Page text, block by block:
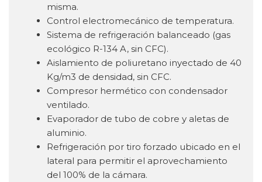
misma.
Control electromecánico de temperatura.
Sistema de refrigeración balanceado (gas
ecológico R-134 A, sin CFC).
Aislamiento de poliuretano inyectado de 40
Kg/m3 de densidad, sin CFC.
Compresor hermético con condensador
ventilado.
Evaporador de tubo de cobre y aletas de
aluminio.
Refrigeración por tiro forzado ubicado en el
lateral para permitir el aprovechamiento
del 100% de la cámara.